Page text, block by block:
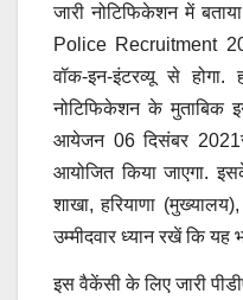
जारी नोटिफिकेशन में
Police Recruitment
वॉक-इन-इंटरव्यू से
नोटिफिकेशन के मुताबिक
आयेजन 06 दिसंबर
आयोजित किया जाएगा.
शाखा, हरियाणा
उम्मीदवार ध्यान रखें कि यह
इस वैकेंसी के लिए जारी